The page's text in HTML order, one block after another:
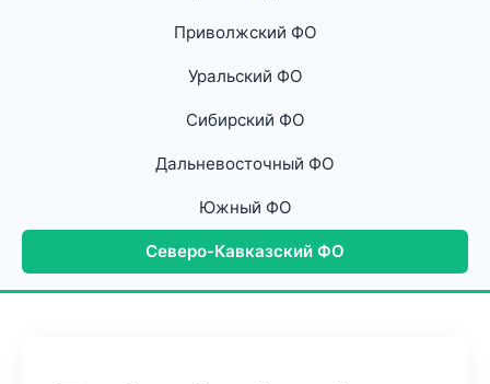
Приволжский ФО
Уральский ФО
Сибирский ФО
Дальневосточный ФО
Южный ФО
Северо-Кавказский ФО